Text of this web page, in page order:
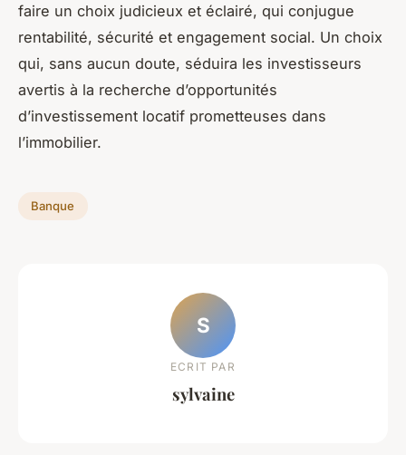
faire un choix judicieux et éclairé, qui conjugue
rentabilité, sécurité et engagement social. Un choix
qui, sans aucun doute, séduira les investisseurs
avertis à la recherche d’opportunités
d’investissement locatif prometteuses dans
l’immobilier.
Banque
S
ECRIT PAR
sylvaine